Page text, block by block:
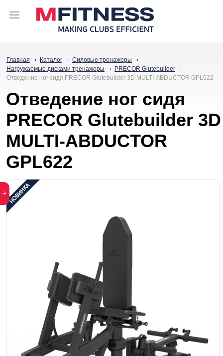
Главная Каталог
Силовые тренажеры
Нагружаемые дисками тренажеры
PRECOR Glutebuilder
Отведение ног сидя PRECOR Glutebuilder 3D MULTI-ABDUCTOR GPL622
Отведение ног сидя
PRECOR Glutebuilder 3D
MULTI-ABDUCTOR
GPL622